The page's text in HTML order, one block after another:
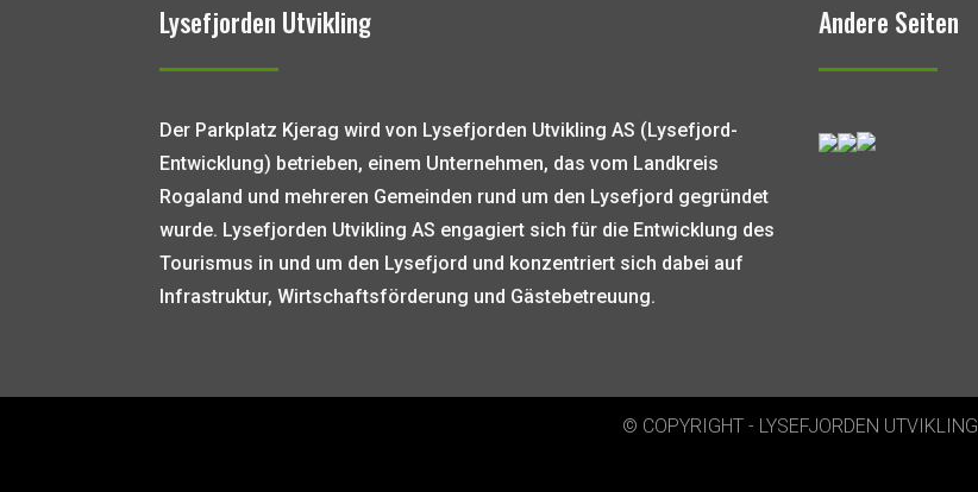
Lysefjorden Utvikling
Der Parkplatz Kjerag wird von Lysefjorden Utvikling AS (Lysefjord-
Entwicklung) betrieben, einem Unternehmen, das vom Landkreis
Rogaland und mehreren Gemeinden rund um den Lysefjord gegründet
wurde. Lysefjorden Utvikling AS engagiert sich für die Entwicklung des
Tourismus in und um den Lysefjord und konzentriert sich dabei auf
Infrastruktur, Wirtschaftsförderung und Gästebetreuung.
Andere Seiten
© COPYRIGHT - LYSEFJORDEN UTVIKLING